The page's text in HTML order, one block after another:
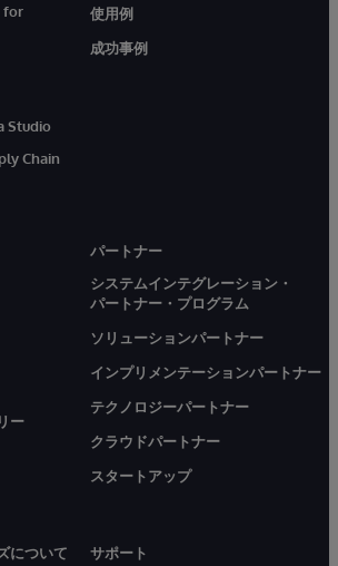
for
Studio
Chain
使用例
成功事例
ー
パートナー
システムインテグレーション・
パートナー・プログラム
ソリューションパートナー
インプリメンテーションパートナー
テクノロジーパートナー
クラウドパートナー
スタートアップ
について サポート